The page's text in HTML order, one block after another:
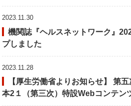
2023.11.30
機関誌『ヘルスネットワーク』
プしました
2023.11.28
【厚生労働省よりお知らせ】 第
本2１（第三次）特設Webコンテン